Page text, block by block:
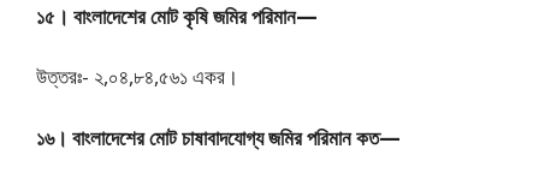
১৫। বাংলাদেশের মোট কৃষি জমির পরিমান—
উত্তরঃ- ২,০৪,৮৪,৫৬১ একর।
১৬। বাংলাদেশের মোট চাষাবাদযোগ্য জমির পরিমান কত—